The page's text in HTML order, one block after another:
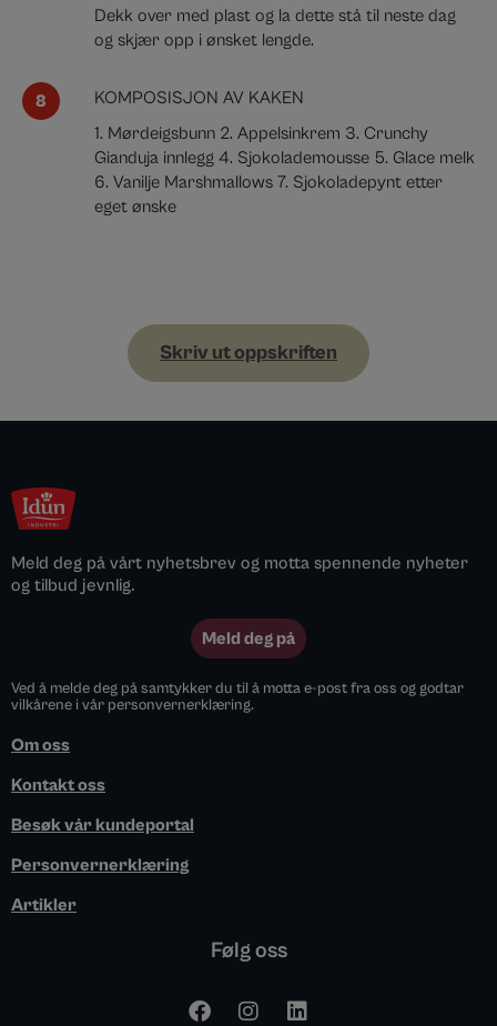
Dekk over med plast og la dette stå til neste dag
og skjær opp i ønsket lengde.
KOMPOSISJON AV KAKEN
1. Mørdeigsbunn 2. Appelsinkrem 3. Crunchy
Gianduja innlegg 4. Sjokolademousse 5. Glace melk
6. Vanilje Marshmallows 7. Sjokoladepynt etter
eget ønske
Skriv ut oppskriften
Meld deg på vårt nyhetsbrev og motta spennende nyheter
og tilbud jevnlig.
Meld deg på
Ved å melde deg på samtykker du til å motta e-post fra oss og godtar
vilkårene i vår personvernerklæring.
Om oss
Kontakt oss
Besøk vår kundeportal
Personvernerklæring
Artikler
Følg oss
F
a
I
n
L
i